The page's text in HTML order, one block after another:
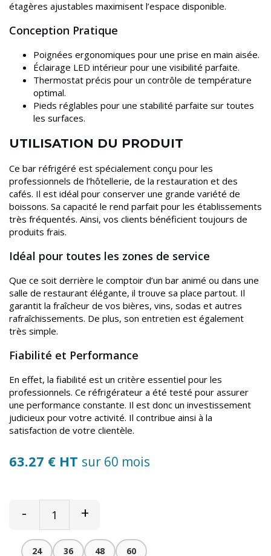
étagères ajustables maximisent l’espace disponible.
Conception Pratique
Poignées ergonomiques pour une prise en main aisée.
Éclairage LED intérieur pour une visibilité parfaite.
Thermostat précis pour un contrôle de température
optimal.
Pieds réglables pour une stabilité parfaite sur toutes
les surfaces.
UTILISATION DU PRODUIT
Ce bar réfrigéré est spécialement conçu pour les
professionnels de l’hôtellerie, de la restauration et des
cafés. Il est idéal pour conserver une grande variété de
boissons. Sa capacité le rend parfait pour les établissements
très fréquentés. Ainsi, vos clients bénéficient toujours de
produits frais.
Idéal pour toutes les zones de service
Que ce soit derrière le comptoir d’un bar animé ou dans une
salle de restaurant élégante, il trouve sa place partout. Il
garantit la fraîcheur de vos bières, vins, sodas et autres
rafraîchissements. De plus, son entretien est également
très simple.
Fiabilité et Performance
En effet, la fiabilité est un critère essentiel pour les
professionnels. Ce réfrigérateur a été testé pour assurer
une performance constante. Il est donc un investissement
judicieux pour votre activité. Il contribue ainsi à la
satisfaction de votre clientèle.
63.27 € HT sur 60 mois
- +
24 36 48 60